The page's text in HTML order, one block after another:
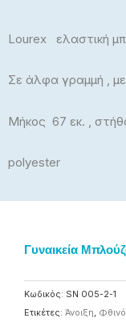
Lourex ελαστική
Σε άλφα γραμμή ,
Μήκος 67 εκ. ,
polyester
Γυναικεία
Κωδικός: SN 005-2-1
Ετικέτες: Άνοιξη,